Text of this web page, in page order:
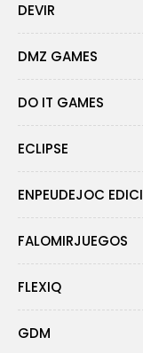
DEVIR
DMZ GAMES
DO IT GAMES
ECLIPSE
ENPEUDEJOC
FALOMIRJUEGOS
FLEXIQ
GDM